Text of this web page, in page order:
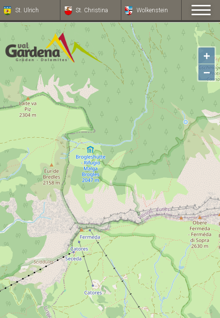
St. Ulrich St. Christina Wolkenstein
+
−